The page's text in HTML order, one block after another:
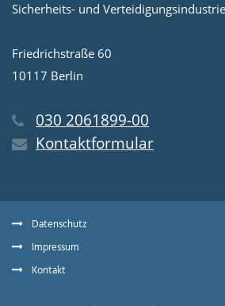
Sicherheits- und
Friedrichstraße 60
10117 Berlin
030 2061899-00
Kontaktformular
Datenschutz
Impressum
Kontakt